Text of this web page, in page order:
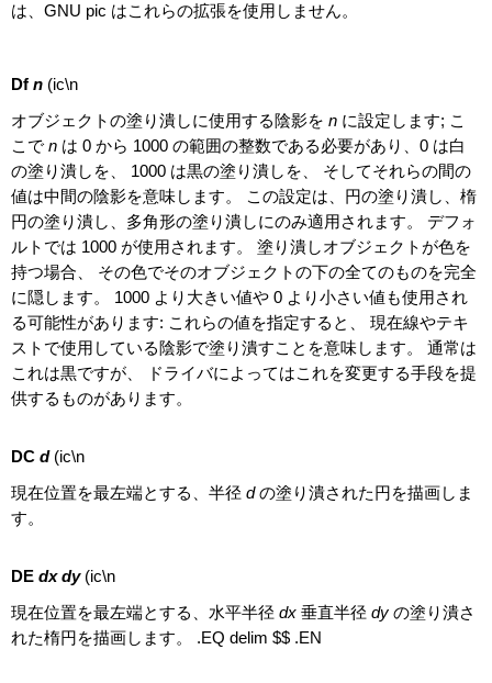
は、GNU pic はこれらの拡張を使用しません。
Df n (ic\n
オブジェクトの塗り潰しに使用する陰影を n に設定します; こ
こで n は 0 から 1000 の範囲の整数である必要があり、0 は白
の塗り潰しを、 1000 は黒の塗り潰しを、 そしてそれらの間の
値は中間の陰影を意味します。 この設定は、円の塗り潰し、楕
円の塗り潰し、多角形の塗り潰しにのみ適用されます。 デフォ
ルトでは 1000 が使用されます。 塗り潰しオブジェクトが色を
持つ場合、 その色でそのオブジェクトの下の全てのものを完全
に隠します。 1000 より大きい値や 0 より小さい値も使用され
る可能性があります: これらの値を指定すると、 現在線やテキ
ストで使用している陰影で塗り潰すことを意味します。 通常は
これは黒ですが、 ドライバによってはこれを変更する手段を提
供するものがあります。
DC d (ic\n
現在位置を最左端とする、半径 dの塗り潰された円を描画しま
す。
DE dx dy (ic\n
現在位置を最左端とする、水平半径 dx 垂直半径 dy の塗り潰さ
れた楕円を描画します。 .EQ delim $$ .EN